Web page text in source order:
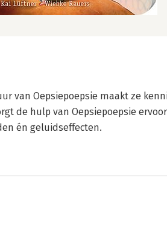
van Oepsiepoepsie maakt ze
de hulp van Oepsiepoepsie
én geluidseffecten.